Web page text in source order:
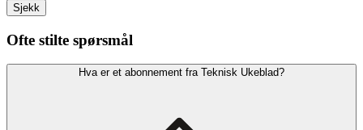
Sjekk
Ofte stilte spørsmål
Hva er et abonnement fra Teknisk Ukeblad?